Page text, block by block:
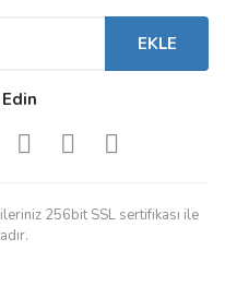
EKLE
256bit SSL sertifikası ile